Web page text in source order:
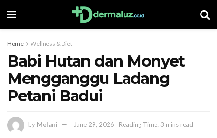
Home Wellness & Diet
Babi Hutan dan Monyet
Mengganggu Ladang
Petani Badui
by Melani June 29, 2026 Reading Time: 3 mins read